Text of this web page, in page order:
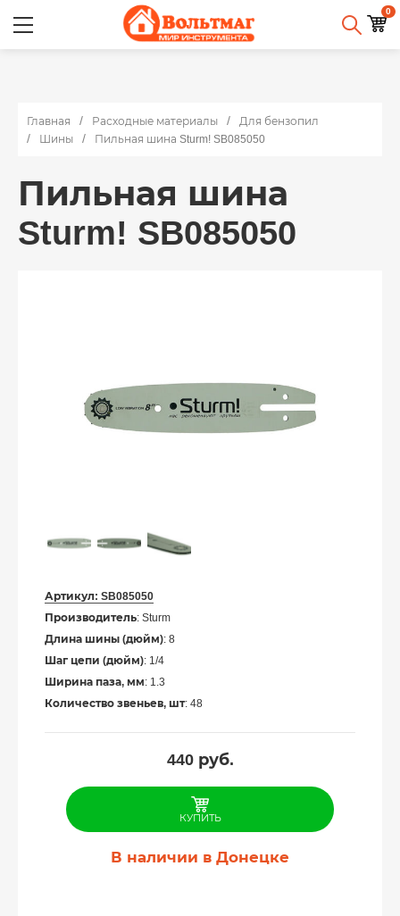
0
Главная Расходные материалы
Для бензопил
Шины
Пильная шина Sturm! SB085050
Пильная шина
Sturm! SB085050
Артикул: SB085050
Производитель: Sturm
Длина шины (дюйм): 8
Шаг цепи (дюйм): 1/4
Ширина паза, мм: 1.3
Количество звеньев, шт: 48
440руб.
КУПИТЬ
В наличии в Донецке